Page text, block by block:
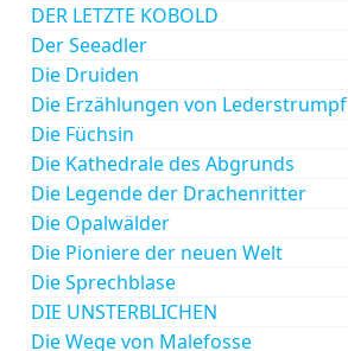
DER LETZTE KOBOLD
Der Seeadler
Die Druiden
Die Erzählungen von Lederstrumpf
Die Füchsin
Die Kathedrale des Abgrunds
Die Legende der Drachenritter
Die Opalwälder
Die Pioniere der neuen Welt
Die Sprechblase
DIE UNSTERBLICHEN
Die Wege von Malefosse